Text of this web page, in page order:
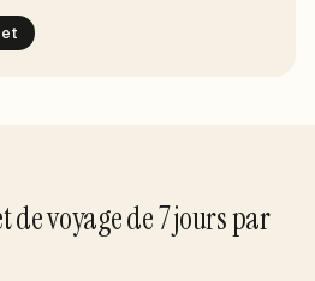
de voyage de7jourspar